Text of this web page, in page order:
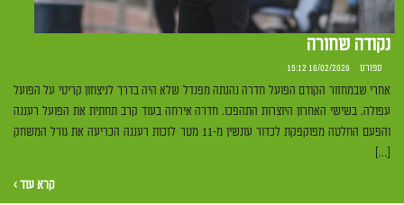
נקודה שחורה
ספורט 16/02/2026 15:12
אחרי שבמחזור הקודם הפועל חדרה נהנתה מפנדל שלא היה בדרך לניצחון קריטי על הפועל
עפולה, בשישי האחרון היוצרות התהפכו. חדרה אירחה בעוד קרב תחתית את הפועל רעננה
והפעם החלטה מפוקפקת לכדור עונשין מ-11 מטר לזכות רעננה הכריעה את גורל המשחק
[…]
קרא עוד ›